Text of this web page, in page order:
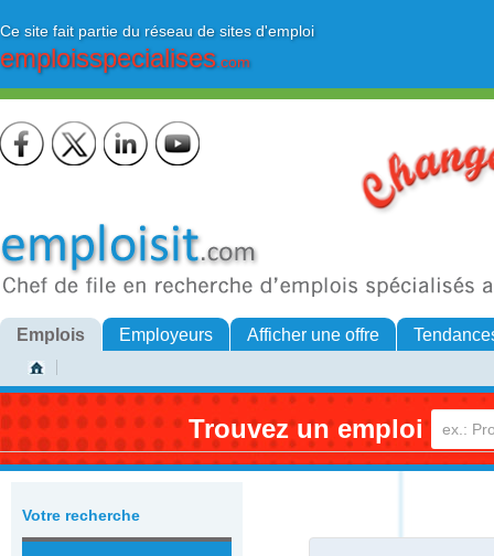
Ce site fait partie du réseau de sites d'emploi
emploisspecialises.com
Emplois Employeurs Afficher une offre
Trouvez un emploi
Votre recherche